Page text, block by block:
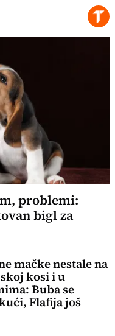
problemi:
bigl za
mačke nestale na
kosi i u
Buba se
Flafija još